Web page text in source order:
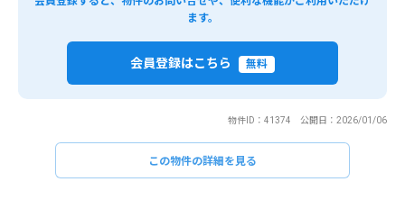
ます。
会員登録はこちら 無料
物件ID：41374 公開日：2026/01/06
この物件の詳細を見る